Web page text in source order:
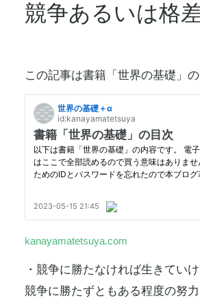
競争あるいは格
この記事は書籍「世界の基礎」の
kanayamatetsuya.com
・競争に勝たなければ生きてい
競争に勝たずともある程度の努